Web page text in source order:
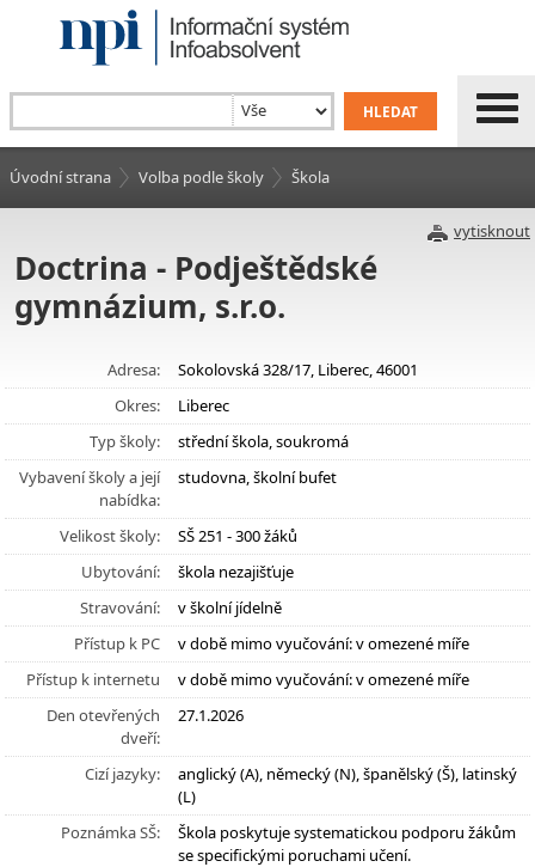
Úvodní strana Volba podle školy Škola
vytisknout
Doctrina - Podještědské
gymnázium, s.r.o.
Adresa:
Sokolovská 328/17, Liberec, 46001
Okres:
Liberec
Typ školy:
střední škola, soukromá
Vybavení školy a její
nabídka:
studovna, školní bufet
Velikost školy:
SŠ 251 - 300 žáků
Ubytování:
škola nezajišťuje
Stravování:
v školní jídelně
Přístup k PC
v době mimo vyučování: v omezené míře
Přístup k internetu
v době mimo vyučování: v omezené míře
Den otevřených
dveří:
27.1.2026
Cizí jazyky:
anglický (A), německý (N), španělský (Š), latinský
(L)
Poznámka SŠ:
Škola poskytuje systematickou podporu žákům
se specifickými poruchami učení.